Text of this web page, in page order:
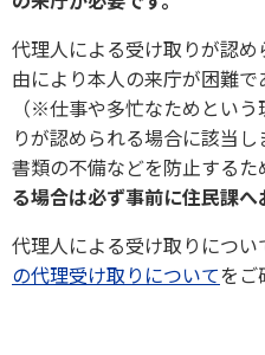
代理人による受け取りが認
由により本人の来庁が困難で
（※仕事や多忙なためとい
りが認められる場合に該当し
書類の不備などを防止するた
る場合は必ず事前に住民課へ
代理人による受け取りについ
の代理受け取りについてを